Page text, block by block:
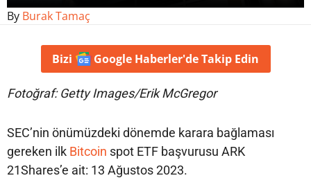
By Burak Tamaç
Bizi Google Haberler'deTakip Edin
Fotoğraf: Getty Images/Erik McGregor
SEC’nin önümüzdeki dönemde karara bağlaması
gereken ilk Bitcoin spot ETF başvurusu ARK
21Shares’e ait: 13 Ağustos 2023.